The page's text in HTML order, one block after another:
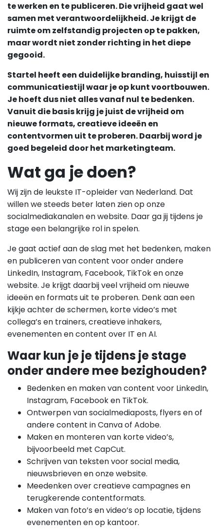
te werken en te publiceren. Die vrijheid gaat wel
samen met verantwoordelijkheid. Je krijgt de
ruimte om zelfstandig projecten op te pakken,
maar wordt niet zonder richting in het diepe
gegooid.
Startel heeft een duidelijke branding, huisstijl en
communicatiestijl waar je op kunt voortbouwen.
Je hoeft dus niet alles vanaf nul te bedenken.
Vanuit die basis krijg je juist de vrijheid om
nieuwe formats, creatieve ideeën en
contentvormen uit te proberen. Daarbij word je
goed begeleid door het marketingteam.
Wat ga je doen?
Wij zijn de leukste IT-opleider van Nederland. Dat
willen we steeds beter laten zien op onze
socialmediakanalen en website. Daar ga jij tijdens je
stage een belangrijke rol in spelen.
Je gaat actief aan de slag met het bedenken, maken
en publiceren van content voor onder andere
LinkedIn, Instagram, Facebook, TikTok en onze
website. Je krijgt daarbij veel vrijheid om nieuwe
ideeën en formats uit te proberen. Denk aan een
kijkje achter de schermen, korte video’s met
collega’s en trainers, creatieve inhakers,
evenementen en content over IT en AI.
Waar kun je je tijdens je stage
onder andere mee bezighouden?
Bedenken en maken van content voor LinkedIn,
Instagram, Facebook en TikTok.
Ontwerpen van socialmediaposts, flyers en of
andere content in Canva of Adobe.
Maken en monteren van korte video’s,
bijvoorbeeld met CapCut.
Schrijven van teksten voor social media,
nieuwsbrieven en onze website.
Meedenken over creatieve campagnes en
terugkerende contentformats.
Maken van foto’s en video’s op locatie, tijdens
evenementen en op kantoor.